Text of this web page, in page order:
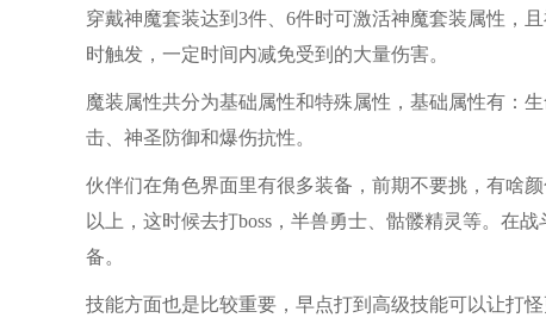
穿戴神魔套装达到3件、6件时可激活神魔套装属性，
时触发，一定时间内减免受到的大量伤害。
魔装属性共分为基础属性和特殊属性，基础属性有：
击、神圣防御和爆伤抗性。
伙伴们在角色界面里有很多装备，前期不要挑，有啥
以上，这时候去打boss，半兽勇士、骷髅精灵等。在
备。
技能方面也是比较重要，早点打到高级技能可以让打